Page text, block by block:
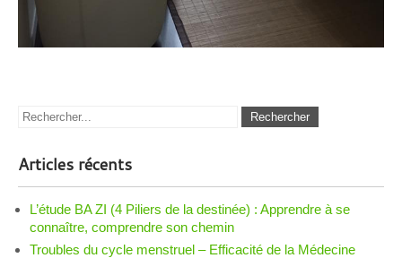
Articles récents
L’étude BA ZI (4 Piliers de la destinée) : Apprendre à se
connaître, comprendre son chemin
Troubles du cycle menstruel – Efficacité de la Médecine